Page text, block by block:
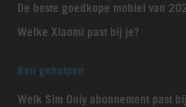
De beste goedkope mobiel van
Welke Xiaomi past bij je?
Ben geholpen
Welk Sim Only abonnement past